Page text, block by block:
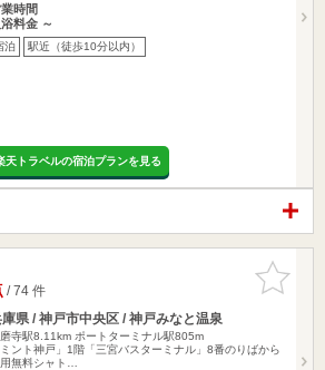
時間
浴料金 ～
泊 駅近（徒歩10分以内）
天トラベルの宿泊プランを見る
お気に入
りに追加
/ 74 件
県 / 神戸市中央区 / 神戸みなと温泉
寺駅8.11km ポートターミナル駅805m
ミント神戸」1階「三宮バスターミナル」8番のりばから
無料シャト…